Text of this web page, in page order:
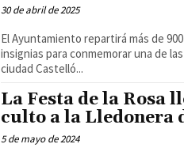
30 de abril de 2025
El Ayuntamiento repartirá más de
insignias para conmemorar una de
ciudad Castelló...
La Festa de la Rosa
culto a la Lledonera
5 de mayo de 2024